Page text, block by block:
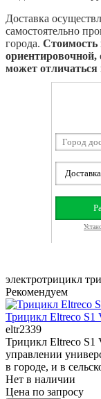
Доставка
самостоятельно
города. Стоимость
ориентировочной,
может
электротрицикл
Рекомендуем
Трицикл Eltreco S1
eltr2339
Трицикл Eltreco S1
управлении
в городе, и в
Нет в наличии
Цена по запросу